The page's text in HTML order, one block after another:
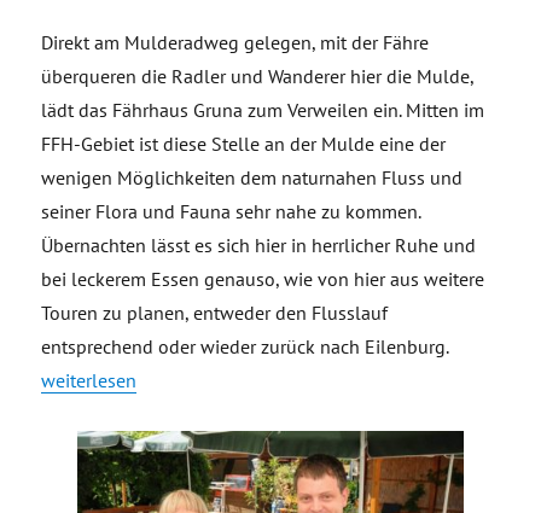
Direkt am Mulderadweg gelegen, mit der Fähre
überqueren die Radler und Wanderer hier die Mulde,
lädt das Fährhaus Gruna zum Verweilen ein. Mitten im
FFH-Gebiet ist diese Stelle an der Mulde eine der
wenigen Möglichkeiten dem naturnahen Fluss und
seiner Flora und Fauna sehr nahe zu kommen.
Übernachten lässt es sich hier in herrlicher Ruhe und
bei leckerem Essen genauso, wie von hier aus weitere
Touren zu planen, entweder den Flusslauf
entsprechend oder wieder zurück nach Eilenburg.
„Fährhaus Gruna“
weiterlesen